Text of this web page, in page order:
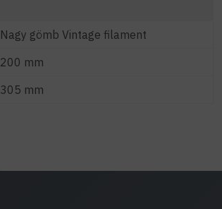
Nagy gömb Vintage filament
200 mm
305 mm